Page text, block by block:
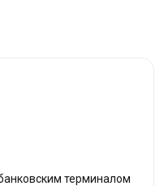
терминалом